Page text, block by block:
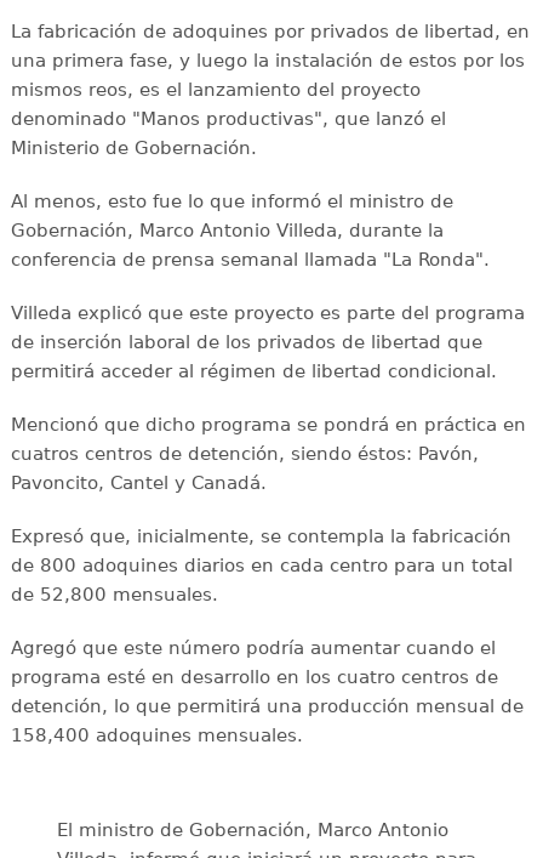
La fabricación de adoquines por privados de libertad, en
una primera fase, y luego la instalación de estos por los
mismos reos, es el lanzamiento del proyecto
denominado "Manos productivas", que lanzó el
Ministerio de Gobernación.
Al menos, esto fue lo que informó el ministro de
Gobernación, Marco Antonio Villeda, durante la
conferencia de prensa semanal llamada "La Ronda".
Villeda explicó que este proyecto es parte del programa
de inserción laboral de los privados de libertad que
permitirá acceder al régimen de libertad condicional.
Mencionó que dicho programa se pondrá en práctica en
cuatros centros de detención, siendo éstos: Pavón,
Pavoncito, Cantel y Canadá.
Expresó que, inicialmente, se contempla la fabricación
de 800 adoquines diarios en cada centro para un total
de 52,800 mensuales.
Agregó que este número podría aumentar cuando el
programa esté en desarrollo en los cuatro centros de
detención, lo que permitirá una producción mensual de
158,400 adoquines mensuales.
El ministro de Gobernación, Marco Antonio